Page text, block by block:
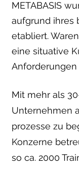
METABASIS
aufgrund ihres
etabliert.
eine situative
Mit mehr als
Unternehmen
prozesse zu
Konzerne
so ca. 2000